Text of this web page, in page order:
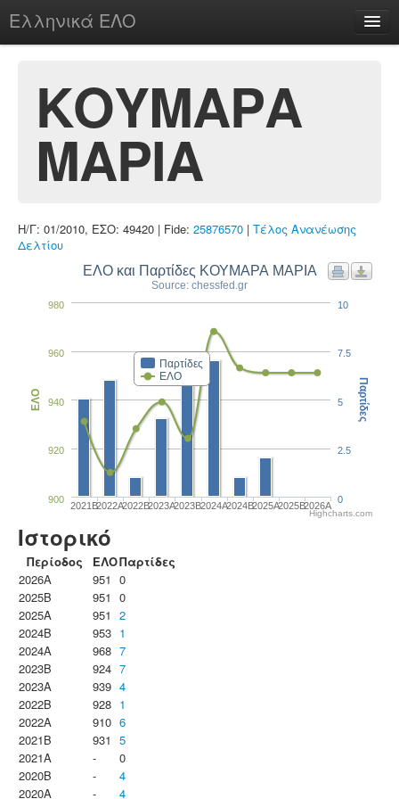
Ελληνικά ΕΛΟ
chesstu.be @ discord
Login
ΚΟΥΜΑΡΑ
ΜΑΡΙΑ
Η/Γ: 01/2010, ΕΣΟ: 49420 | Fide: 25876570 | Τέλος Ανανέωσης
Δελτίου
ΕΛΟ και Παρτίδες ΚΟΥΜΑΡΑ ΜΑΡΙΑ
Source: chessfed.gr
Παρτίδες
ΕΛΟ
2021B2022A2022B2023Α2023B2024A2024B2025A2025B2026A
900
920
940
960
980
ΕΛΟ
0
2.5
5
7.5
10
Παρτίδες
Highcharts.com
Ιστορικό
Περίοδος ΕΛΟΠαρτίδες
2026A
951 0
2025B
951 0
2025A
951 2
2024B
953 1
2024A
968 7
2023B
924 7
2023Α
939 4
2022B
928 1
2022A
910 6
2021B
931 5
2021A
-
0
2020B
-
4
2020A
- 4